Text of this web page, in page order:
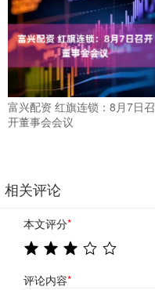
富兴配资 红旗连锁：8月7日召
开董事会会议
相关评论
本文评分*
评论内容*